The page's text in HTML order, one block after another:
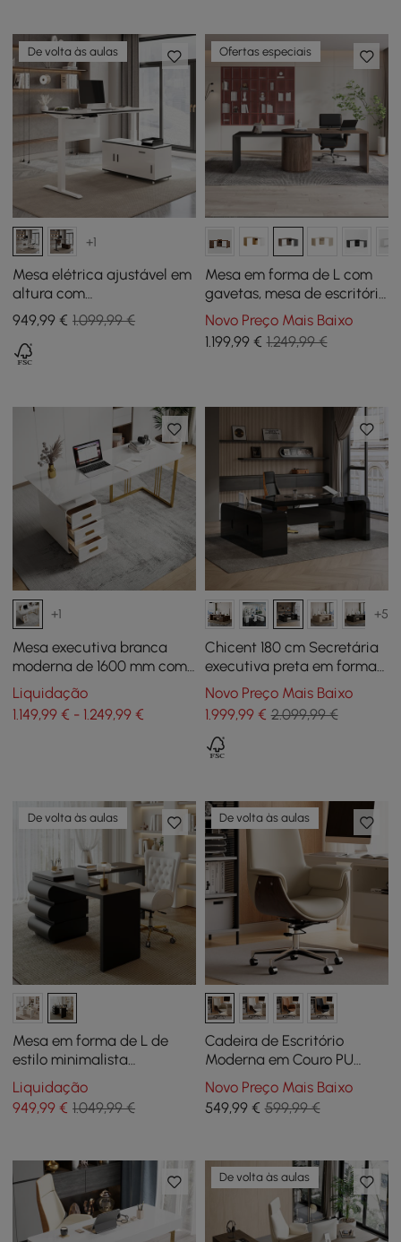
De volta às aulas
+1
Mesa elétrica ajustável em
altura com
armazenamento lateral -
branca
949,99 € 1.099,99 €
Ofertas especiais
Mesa em forma de L com
gavetas, mesa de escritório
executiva giratória
moderna de 59,8
polegadas
Novo Preço Mais Baixo
1.199,99€ 1.249,99 €
+1
Mesa executiva branca
moderna de 1600 mm com
gavetas e armário lateral
em base dourada
Liquidação
1.149,99 € - 1.249,99 €
+5
Chicent 180 cm Secretária
executiva preta em forma
de L com retorno à direita
Novo Preço Mais Baixo
1.999,99€ 2.099,99 €
De volta às aulas
Mesa em forma de L de
estilo minimalista
humildemente moderno
Mesa de escritório
executiva sólida de 1520
Liquidação
949,99 € 1.049,99 €
De volta às aulas
Cadeira de Escritório
Moderna em Couro PU
Marfim, Cadeira de Mesa
Acolchoada com Encosto
Alto e Detalhes com
Novo Preço Mais Baixo
549,99€ 599,99 €
De volta às aulas